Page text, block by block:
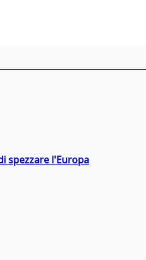
spezzare l'Europa